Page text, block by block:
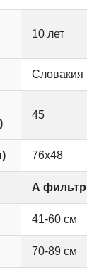
10 лет
Словакия
45
76х48
А
41-60 см
70-89 см